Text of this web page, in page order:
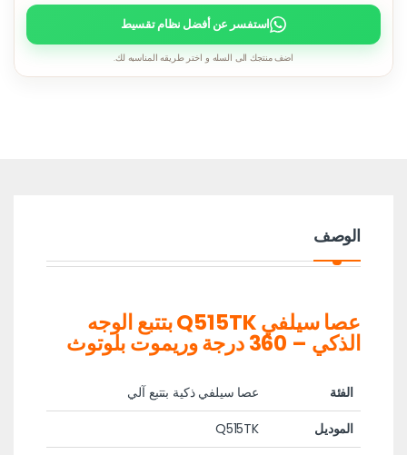
استفسر عن أفضل نظام تقسيط
اضف منتجك الى السله و اختر طريقه المناسبه لك.
الوصف
عصا سيلفي Q515TK بتتبع الوجه
الذكي – 360 درجة وريموت بلوتوث
الفئة
عصا سيلفي ذكية بتتبع آلي
الموديل
Q515TK